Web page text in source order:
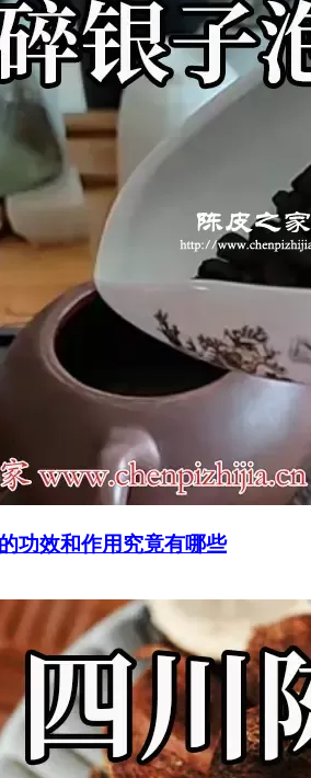
功效和作用究竟有哪些